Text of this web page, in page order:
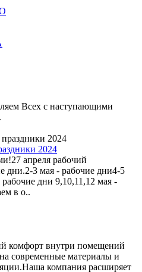
Всех с наступающими
2024
апреля рабочий
дни.2-3 мая - рабочие дни4-5
дни 9,10,11,12 мая -
в о..
комфорт внутри помещений
современные материалы и
компания расширяет